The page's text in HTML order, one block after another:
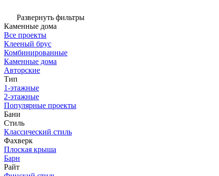
Развернуть фильтры
Каменные дома
Все проекты
Клееный брус
Комбинированные
Каменные дома
Авторские
Тип
1-этажные
2-этажные
Популярные проекты
Бани
Стиль
Классический стиль
Фахверк
Плоская крыша
Барн
Райт